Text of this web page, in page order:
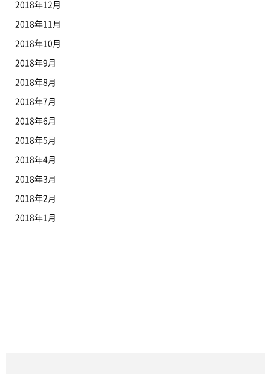
2018年12月
2018年11月
2018年10月
2018年9月
2018年8月
2018年7月
2018年6月
2018年5月
2018年4月
2018年3月
2018年2月
2018年1月